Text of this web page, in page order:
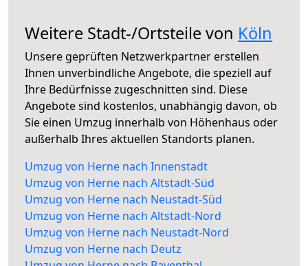
Weitere Stadt-/Ortsteile von Köln
Unsere geprüften Netzwerkpartner erstellen
Ihnen unverbindliche Angebote, die speziell auf
Ihre Bedürfnisse zugeschnitten sind. Diese
Angebote sind kostenlos, unabhängig davon, ob
Sie einen Umzug innerhalb von Höhenhaus oder
außerhalb Ihres aktuellen Standorts planen.
Umzug von Herne nach Innenstadt
Umzug von Herne nach Altstadt-Süd
Umzug von Herne nach Neustadt-Süd
Umzug von Herne nach Altstadt-Nord
Umzug von Herne nach Neustadt-Nord
Umzug von Herne nach Deutz